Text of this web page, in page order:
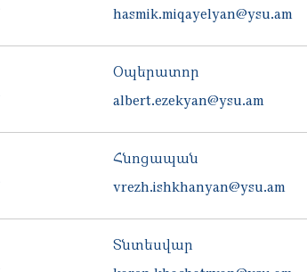
hasmik.miqayelyan@ysu.am
Օպերատոր
albert.ezekyan@ysu.am
Հնոցապան
vrezh.ishkhanyan@ysu.am
Տնտեսվար